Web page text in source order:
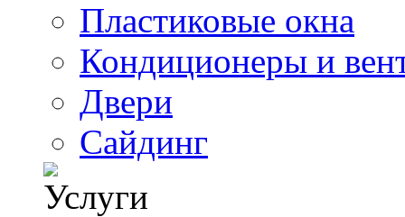
Пластиковые окна
Кондиционеры и
Двери
Сайдинг